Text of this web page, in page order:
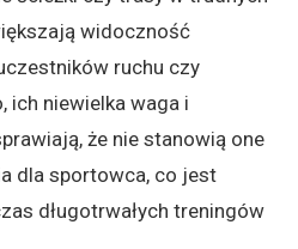
widoczność
ruchu czy
ich niewielka waga i
że nie stanowią one
dla sportowca, co jest
długotrwałych treningów